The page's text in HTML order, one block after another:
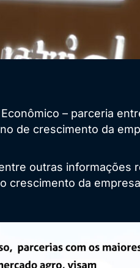
– parceria
de crescimento da
outras informações
crescimento da